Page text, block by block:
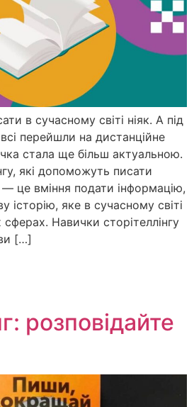
в сучасному світі ніяк. А під
перейшли на дистанційне
стала ще більш актуальною.
які допоможуть писати
— це вміння подати інформацію,
історію, яке в сучасному світі
сферах. Навички сторітеллінгу
[…]
розповідайте